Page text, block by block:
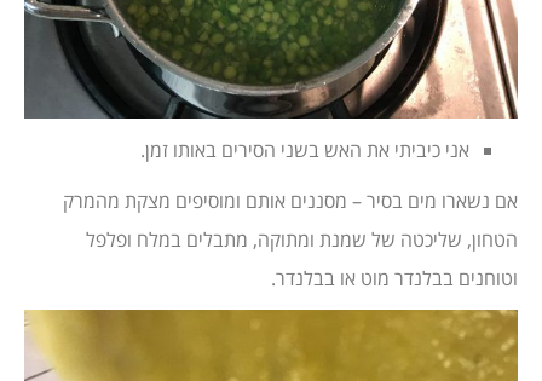
אני כיביתי את האש בשני הסירים באותו זמן.
אם נשארו מים בסיר – מסננים אותם ומוסיפים מצקת מהמרק
הטחון, שליכטה של שמנת ומתוקה, מתבלים במלח ופלפל
וטוחנים בבלנדר מוט או בבלנדר.